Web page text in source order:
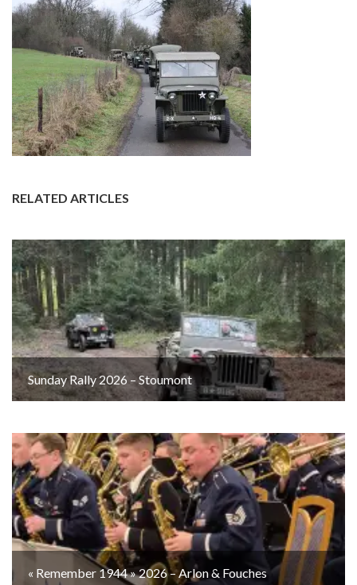
RELATED ARTICLES
Sunday Rally 2026 – Stoumont
« Remember 1944 » 2026 – Arlon & Fouches